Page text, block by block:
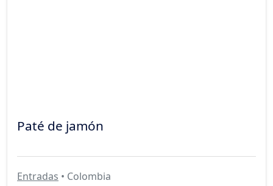
Paté de jamón
Entradas • Colombia